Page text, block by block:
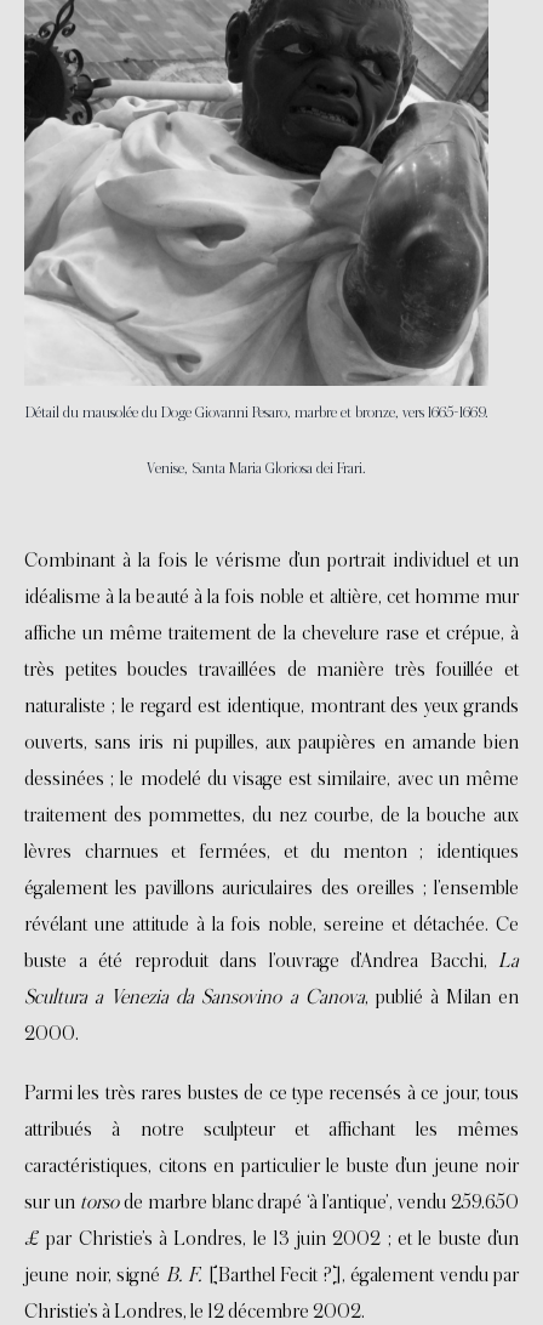
Détail du mausolée du Doge Giovanni Pesaro, marbre et bronze, vers 1665-1669.
Venise, Santa Maria Gloriosa dei Frari.
Combinant à la fois le vérisme d’un portrait individuel et un
idéalisme à la beauté à la fois noble et altière, cet homme mur
affiche un même traitement de la chevelure rase et crépue, à
très petites boucles travaillées de manière très fouillée et
naturaliste ; le regard est identique, montrant des yeux grands
ouverts, sans iris ni pupilles, aux paupières en amande bien
dessinées ; le modelé du visage est similaire, avec un même
traitement des pommettes, du nez courbe, de la bouche aux
lèvres charnues et fermées, et du menton ; identiques
également les pavillons auriculaires des oreilles ; l’ensemble
révélant une attitude à la fois noble, sereine et détachée. Ce
buste a été reproduit dans l’ouvrage d’Andrea Bacchi, La
Scultura a Venezia da Sansovino a Canova, publié à Milan en
2000.
Parmi les très rares bustes de ce type recensés à ce jour, tous
attribués à notre sculpteur et affichant les mêmes
caractéristiques, citons en particulier le buste d’un jeune noir
sur un torsode marbre blanc drapé ‘à l’antique’, vendu 259.650
£ par Christie’s à Londres, le 13 juin 2002 ; et le buste d’un
jeune noir, signé B. F. [Barthel Fecit ?], également vendu par
Christie’s à Londres, le 12 décembre 2002.